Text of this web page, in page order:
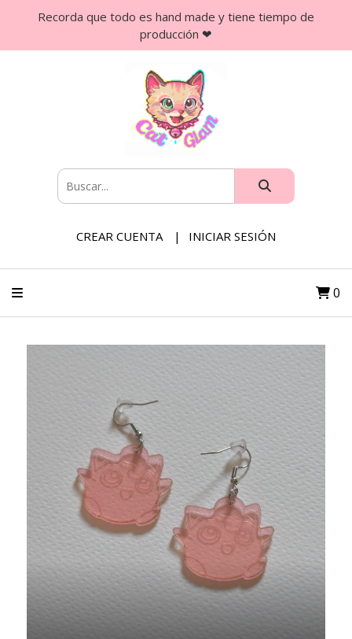
Recorda que todo es hand made y tiene tiempo de
producción ❤
CREAR CUENTA INICIAR SESIÓN
0